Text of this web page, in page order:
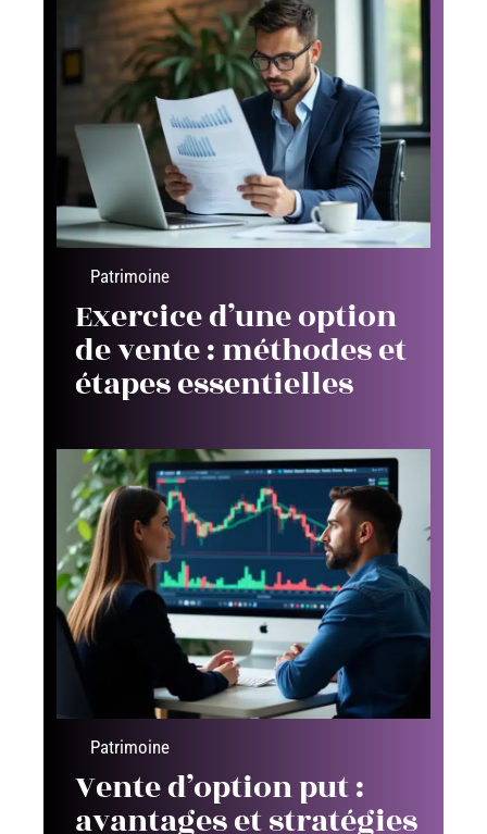
Patrimoine
Exercice d’une option
de vente : méthodes et
étapes essentielles
Patrimoine
Vente d’option put :
avantages et stratégies